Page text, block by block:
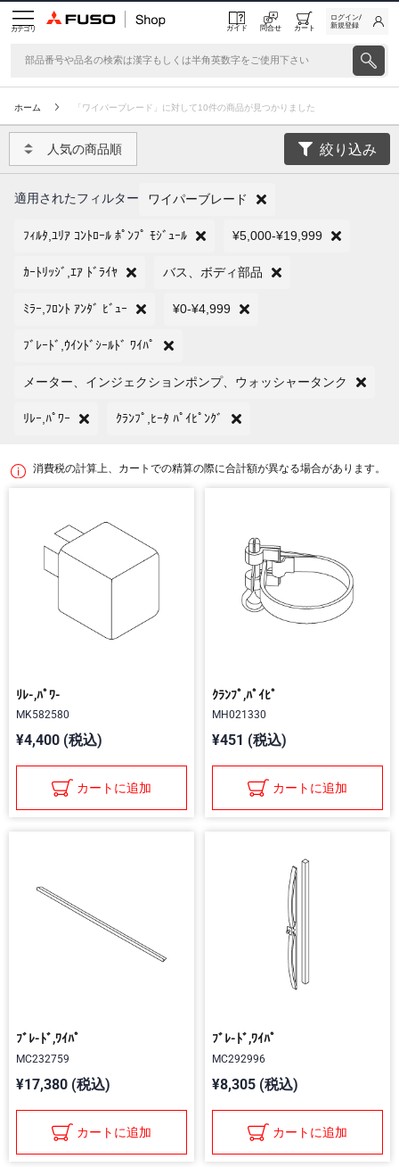
カテゴリ ガイド 問合せ カート
ログイン/
新規登録
ホーム 「ワイパーブレード」に対して10件の商品が見つかりました
人気の商品順 絞り込み
適用されたフィルター ワイパーブレード
ﾌｨﾙﾀ,ﾕﾘｱ ｺﾝﾄﾛｰﾙ ﾎﾟﾝﾌﾟ ﾓｼﾞｭｰﾙ ¥5,000-¥19,999
ｶｰﾄﾘｯｼﾞ,ｴｱ ﾄﾞﾗｲﾔ バス、ボディ部品
ﾐﾗｰ,ﾌﾛﾝﾄ ｱﾝﾀﾞ ﾋﾞｭｰ ¥0-¥4,999
ﾌﾞﾚｰﾄﾞ,ｳｲﾝﾄﾞｼｰﾙﾄﾞ ﾜｲﾊﾟ
メーター、インジェクションポンプ、ウォッシャータンク
ﾘﾚｰ,ﾊﾟﾜｰ ｸﾗﾝﾌﾟ,ﾋｰﾀ ﾊﾟｲﾋﾟﾝｸﾞ
消費税の計算上、カートでの精算の際に合計額が異なる場合があります。
ﾘﾚ-,ﾊﾟﾜ-
MK582580
¥4,400 (税込)
カートに追加
ｸﾗﾝﾌﾟ,ﾊﾟｲﾋﾟ
MH021330
¥451 (税込)
カートに追加
ﾌﾞﾚ-ﾄﾞ,ﾜｲﾊﾟ
MC232759
¥17,380 (税込)
カートに追加
ﾌﾞﾚ-ﾄﾞ,ﾜｲﾊﾟ
MC292996
¥8,305 (税込)
カートに追加